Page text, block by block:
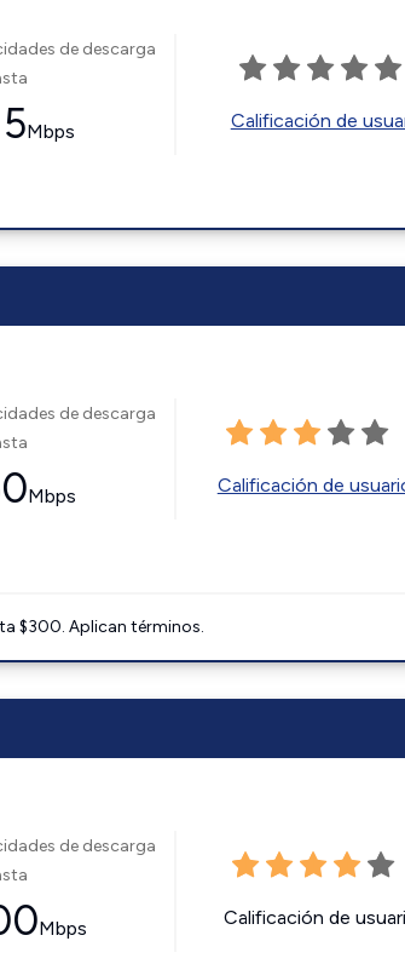
de descarga
Mbps Calificación de
de descarga
Mbps Calificación de
$300. Aplican términos.
de descarga
Mbps Calificación de